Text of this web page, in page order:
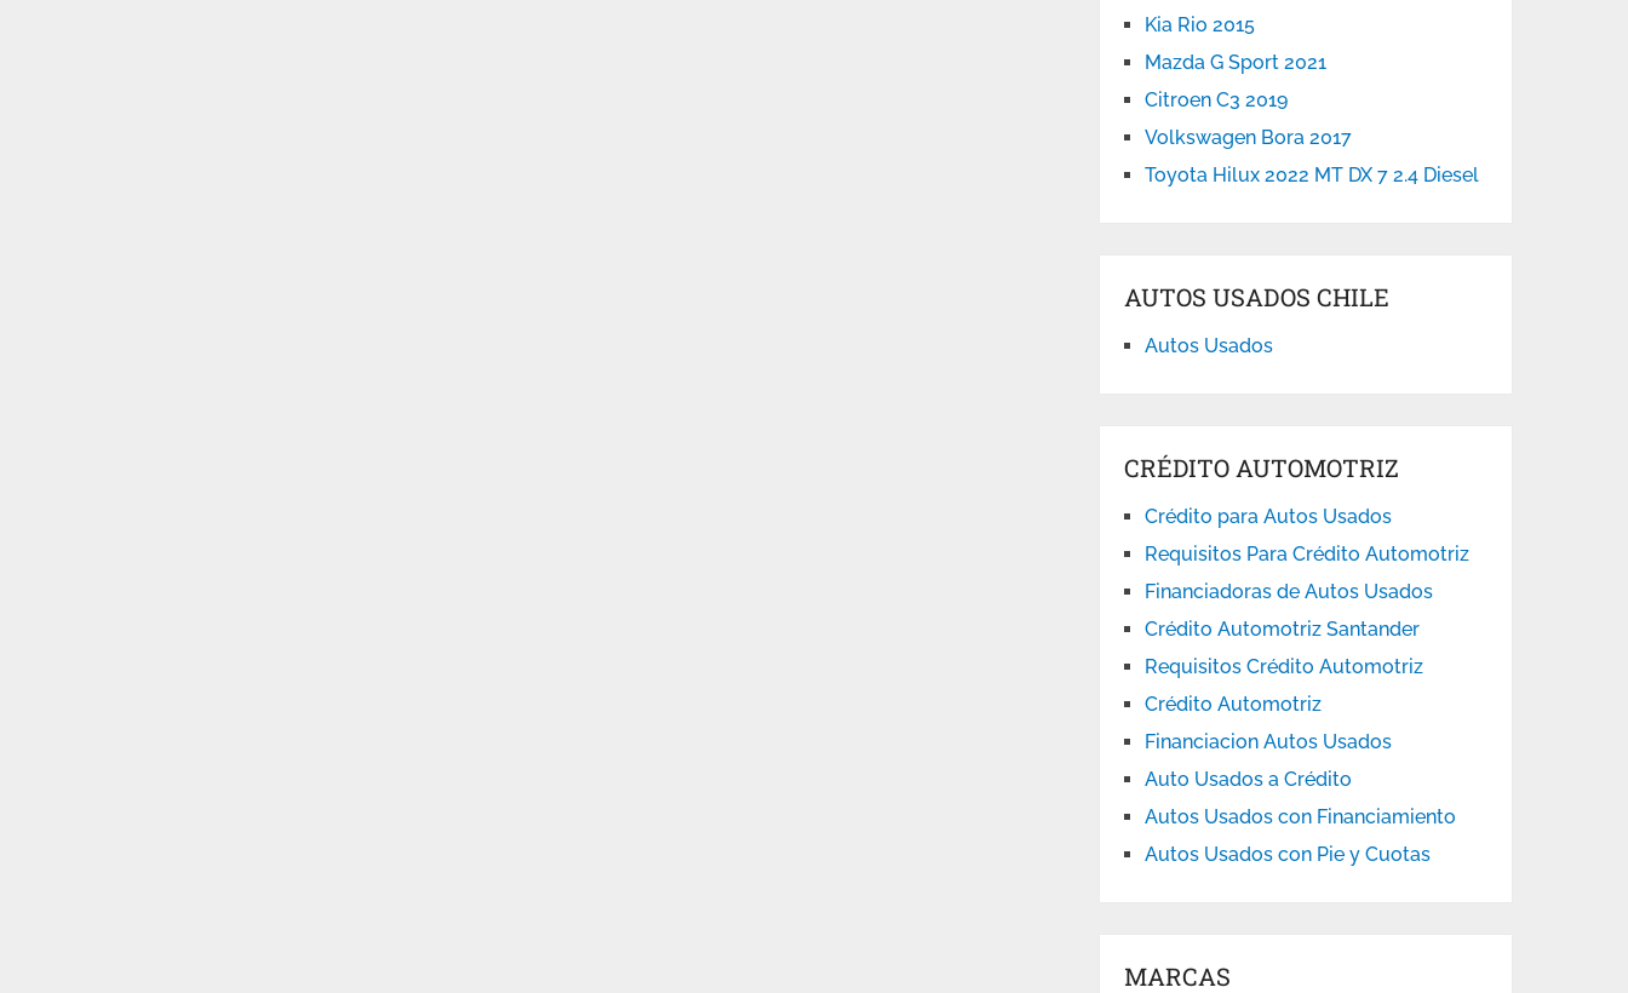
Kia Rio 2015
Mazda G Sport 2021
Citroen C3 2019
Volkswagen Bora 2017
Toyota Hilux 2022 MT DX 7 2.4 Diesel
AUTOS USADOS CHILE
Autos Usados
CRÉDITO AUTOMOTRIZ
Crédito para Autos Usados
Requisitos Para Crédito Automotriz
Financiadoras de Autos Usados
Crédito Automotriz Santander
Requisitos Crédito Automotriz
Crédito Automotriz
Financiacion Autos Usados
Auto Usados a Crédito
Autos Usados con Financiamiento
Autos Usados con Pie y Cuotas
MARCAS